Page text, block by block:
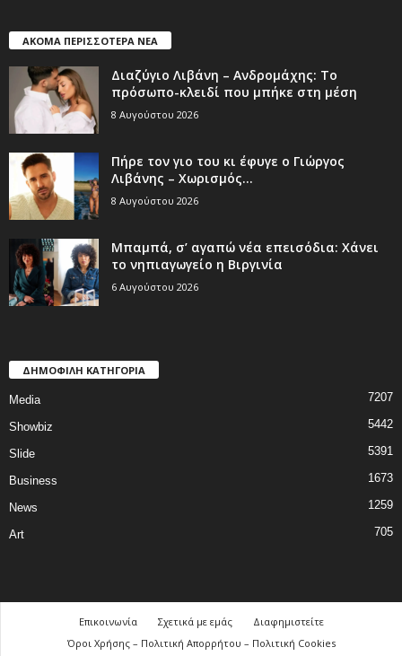
ΑΚΟΜΑ ΠΕΡΙΣΣΟΤΕΡΑ ΝΕΑ
Διαζύγιο Λιβάνη – Ανδρομάχης: Το
πρόσωπο-κλειδί που μπήκε στη μέση
8 Αυγούστου 2026
Πήρε τον γιο του κι έφυγε ο Γιώργος
Λιβάνης – Χωρισμός...
8 Αυγούστου 2026
Μπαμπά, σ’ αγαπώ νέα επεισόδια: Χάνει
το νηπιαγωγείο η Βιργινία
6 Αυγούστου 2026
ΔΗΜΟΦΙΛΗ ΚΑΤΗΓΟΡΙΑ
Media 7207
Showbiz 5442
Slide 5391
Business 1673
News 1259
Art 705
Επικοινωνία Σχετικά με εμάς
Διαφημιστείτε
Όροι Χρήσης – Πολιτική Απορρήτου – Πολιτική Cookies